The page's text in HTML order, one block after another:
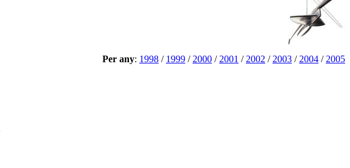
Per any: 1998 / 1999 / 2000 / 2001 / 2002 / 2003 / 2004 / 2005